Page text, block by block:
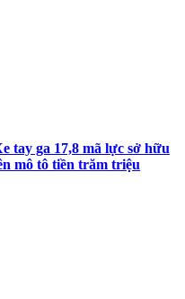
tay ga 17,8 mã lực sở hữu
mô tô tiền trăm triệu